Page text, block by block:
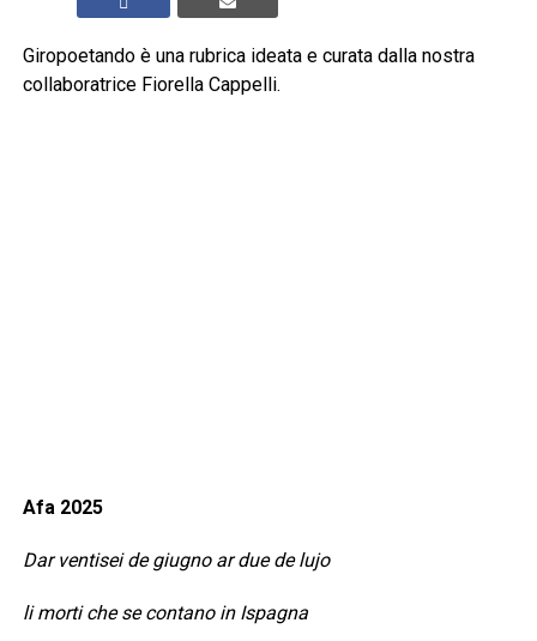
Giropoetando è una rubrica ideata e curata dalla nostra
collaboratrice Fiorella Cappelli.
Afa 2025
Dar ventisei de giugno ar due de lujo
li morti che se contano in Ispagna